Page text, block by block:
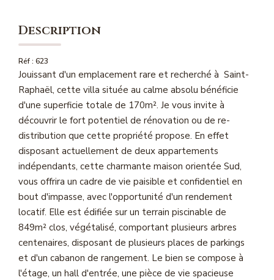
Millésimme Immobilier N°8
Millésimme Immobilier N°11
Magasine Vendu Boulouris
Magasine Vendu St-Raphaël/Fréjus
CONTACT
Description
Réf : 623
Jouissant d'un emplacement rare et recherché à Saint-
Raphaël, cette villa située au calme absolu bénéficie
d'une superficie totale de 170m². Je vous invite à
découvrir le fort potentiel de rénovation ou de re-
distribution que cette propriété propose. En effet
disposant actuellement de deux appartements
indépendants, cette charmante maison orientée Sud,
vous offrira un cadre de vie paisible et confidentiel en
bout d'impasse, avec l'opportunité d'un rendement
locatif. Elle est édifiée sur un terrain piscinable de
849m² clos, végétalisé, comportant plusieurs arbres
centenaires, disposant de plusieurs places de parkings
et d'un cabanon de rangement. Le bien se compose à
l'étage, un hall d'entrée, une pièce de vie spacieuse